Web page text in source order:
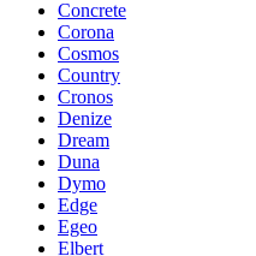
Concrete
Corona
Cosmos
Country
Cronos
Denize
Dream
Duna
Dymo
Edge
Egeo
Elbert